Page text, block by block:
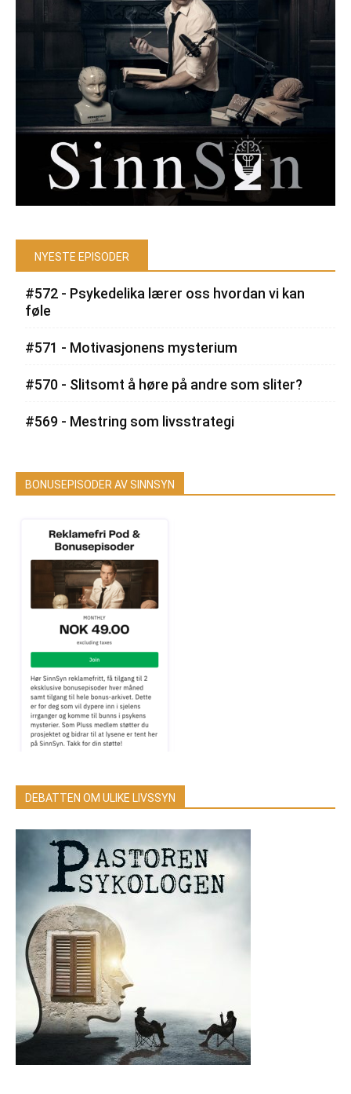
NYESTE EPISODER
#572 - Psykedelika lærer oss hvordan vi kan
føle
#571 - Motivasjonens mysterium
#570 - Slitsomt å høre på andre som sliter?
#569 - Mestring som livsstrategi
BONUSEPISODER AV SINNSYN
DEBATTEN OM ULIKE LIVSSYN